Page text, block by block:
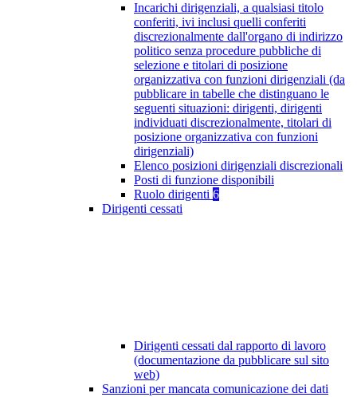
Incarichi dirigenziali, a qualsiasi titolo
conferiti, ivi inclusi quelli conferiti
discrezionalmente dall'organo di indirizzo
politico senza procedure pubbliche di
selezione e titolari di posizione
organizzativa con funzioni dirigenziali (da
pubblicare in tabelle che distinguano le
seguenti situazioni: dirigenti, dirigenti
individuati discrezionalmente, titolari di
posizione organizzativa con funzioni
dirigenziali)
Elenco posizioni dirigenziali discrezionali
Posti di funzione disponibili
Ruolo dirigenti 6
Dirigenti cessati
Dirigenti cessati dal rapporto di lavoro
(documentazione da pubblicare sul sito
web)
Sanzioni per mancata comunicazione dei dati